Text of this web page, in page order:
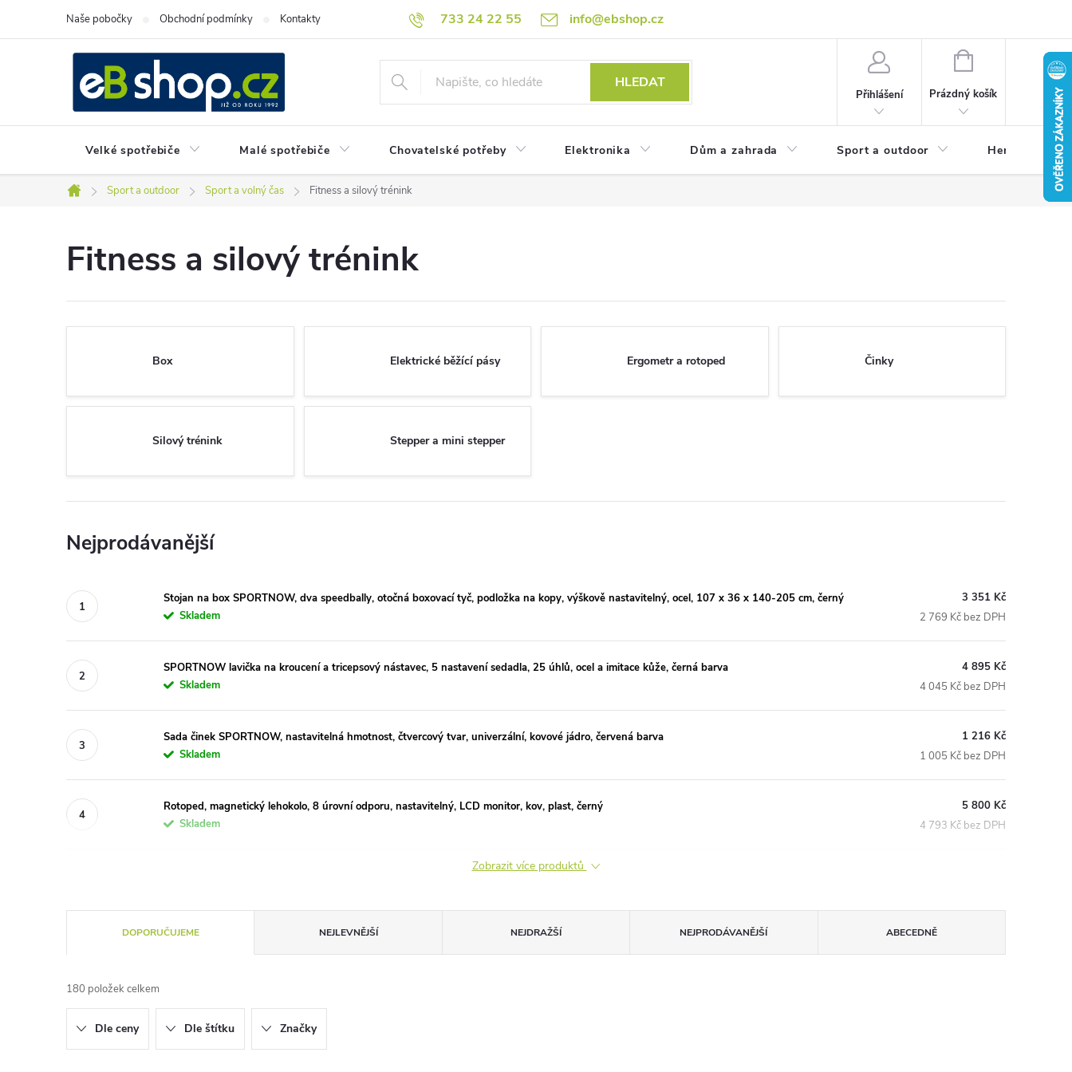
733 24 22 55 info@ebshop.cz
Naše pobočky Obchodní podmínky Kontakty
HLEDAT
Přihlášení
NÁKUPNÍ
Prázdný košík
Velké spotřebiče Malé spotřebiče Chovatelské potřeby Elektronika Dům a zahrada Sport a outdoor Herní zóna
Domů
Sport a outdoor Sport a volný čas Fitness a silový trénink
Fitness a silový trénink
Box Elektrické běžící pásy Ergometr a rotoped Činky
Silový trénink Stepper a mini stepper
Nejprodávanější
Stojan na box SPORTNOW, dva speedbally, otočná boxovací tyč, podložka na kopy, výškově nastavitelný, ocel, 107 x 36 x 140-205 cm, černý
Skladem
3 351 Kč
2 769 Kč bez DPH
SPORTNOW lavička na kroucení a tricepsový nástavec, 5 nastavení sedadla, 25 úhlů, ocel a imitace kůže, černá barva
Skladem
4 895 Kč
4 045 Kč bez DPH
Sada činek SPORTNOW, nastavitelná hmotnost, čtvercový tvar, univerzální, kovové jádro, červená barva
Skladem
1 216 Kč
1 005 Kč bez DPH
Rotoped, magnetický lehokolo, 8 úrovní odporu, nastavitelný, LCD monitor, kov, plast, černý
Skladem
5 800 Kč
4 793 Kč bez DPH
Zobrazit více produktů
a
z
e
DOPORUČUJEME NEJLEVNĚJŠÍ NEJDRAŽŠÍ NEJPRODÁVANĚJŠÍ ABECEDNĚ
180 položek celkem
Dle ceny Dle štítku Značky